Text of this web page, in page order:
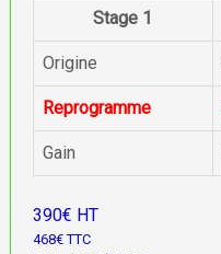
Stage 1
Origine
Reprogramme
Gain
390€ HT
468€ TTC